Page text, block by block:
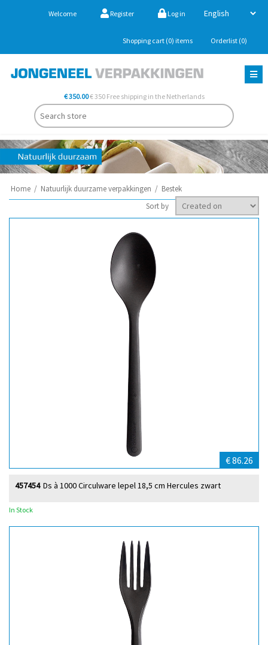
Welcome Register Log in
Shopping cart (0) items Orderlist (0)
€ 350.00€ 350 Free shipping in the Netherlands
Home / Natuurlijk duurzame verpakkingen / Bestek
Sort by
€ 86.26
Ds à 1000 Circulware lepel 18,5 cm Hercules zwart
457454
In Stock